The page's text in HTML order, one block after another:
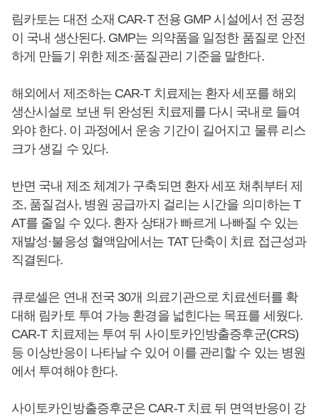
림카토는 대전 소재 CAR-T 전용 GMP 시설에서 전 공정
이 국내 생산된다. GMP는 의약품을 일정한 품질로 안전
하게 만들기 위한 제조·품질관리 기준을 말한다.
해외에서 제조하는 CAR-T 치료제는 환자 세포를 해외
생산시설로 보낸 뒤 완성된 치료제를 다시 국내로 들여
와야 한다. 이 과정에서 운송 기간이 길어지고 물류 리스
크가 생길 수 있다.
반면 국내 제조 체계가 구축되면 환자 세포 채취부터 제
조, 품질검사, 병원 공급까지 걸리는 시간을 의미하는 T
AT를 줄일 수 있다. 환자 상태가 빠르게 나빠질 수 있는
재발성·불응성 혈액암에서는 TAT 단축이 치료 접근성과
직결된다.
큐로셀은 연내 전국 30개 의료기관으로 치료센터를 확
대해 림카토 투여 가능 환경을 넓힌다는 목표를 세웠다.
CAR-T 치료제는 투여 뒤 사이토카인방출증후군(CRS)
등 이상반응이 나타날 수 있어 이를 관리할 수 있는 병원
에서 투여해야 한다.
사이토카인방출증후군은 CAR-T 치료 뒤 면역반응이 강